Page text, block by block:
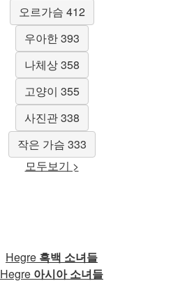
오르가슴 412
우아한 393
나체상 358
고양이 355
사진관 338
작은 가슴 333
모두보기 >
Hegre 흑백 소녀들
Hegre 아시아 소녀들